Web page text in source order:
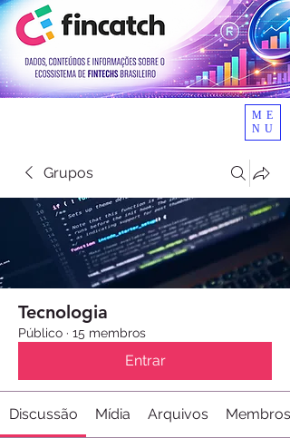
ME
NU
Grupos
Tecnologia
Público · 15 membros
Entrar
Discussão Mídia Arquivos Membros